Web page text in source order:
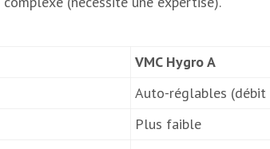
VMC Hygro A
Auto-réglables (débit
Plus faible